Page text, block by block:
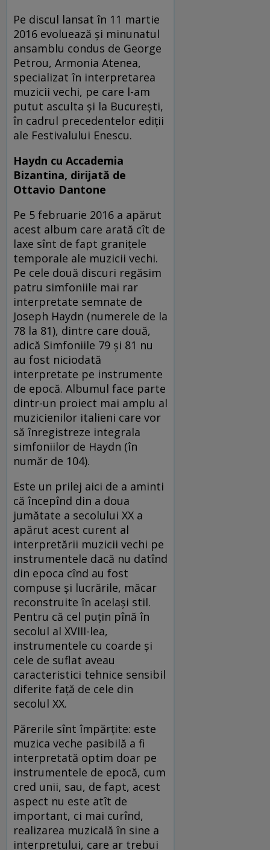
Pe discul lansat în 11 martie
2016 evoluează și minunatul
ansamblu condus de George
Petrou, Armonia Atenea,
specializat în interpretarea
muzicii vechi, pe care l-am
putut asculta și la București,
în cadrul precedentelor ediții
ale Festivalului Enescu.
Haydn cu Accademia
Bizantina, dirijată de
Ottavio Dantone
Pe 5 februarie 2016 a apărut
acest album care arată cît de
laxe sînt de fapt granițele
temporale ale muzicii vechi.
Pe cele două discuri regăsim
patru simfoniile mai rar
interpretate semnate de
Joseph Haydn (numerele de la
78 la 81), dintre care două,
adică Simfoniile 79 și 81 nu
au fost niciodată
interpretate pe instrumente
de epocă. Albumul face parte
dintr-un proiect mai amplu al
muzicienilor italieni care vor
să înregistreze integrala
simfoniilor de Haydn (în
număr de 104).
Este un prilej aici de a aminti
că începînd din a doua
jumătate a secolului XX a
apărut acest curent al
interpretării muzicii vechi pe
instrumentele dacă nu datînd
din epoca cînd au fost
compuse și lucrările, măcar
reconstruite în același stil.
Pentru că cel puțin pînă în
secolul al XVIII-lea,
instrumentele cu coarde și
cele de suflat aveau
caracteristici tehnice sensibil
diferite față de cele din
secolul XX.
Părerile sînt împărțite: este
muzica veche pasibilă a fi
interpretată optim doar pe
instrumentele de epocă, cum
cred unii, sau, de fapt, acest
aspect nu este atît de
important, ci mai curînd,
realizarea muzicală în sine a
interpretului, care ar trebui